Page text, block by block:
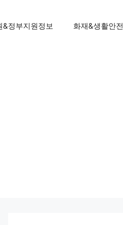
&정부지원정보 화재&생활안전